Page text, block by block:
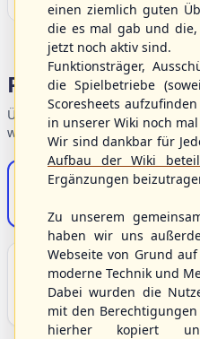
Portalbereiche
Übersicht der
weiterführende Informationen.
S/HBV-Shop
Unser Sport
Grundlagen und
und Baseball5.
einen ziemlich guten
die es mal gab und die,
jetzt noch aktiv sind.
Funktionsträger,
die Spielbetriebe
Scoresheets
in unserer Wiki noch
Wir sind dankbar für
Aufbau der Wiki
Ergänzungen
Zu unserem
haben wir uns
Webseite von Grund
moderne Technik und
Dabei wurden die
mit den
hierher kopiert